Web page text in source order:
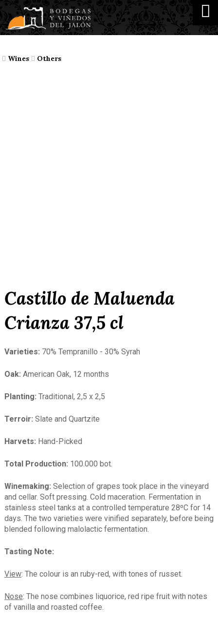
Wines Others
Castillo de Maluenda
Crianza 37,5 cl
Varieties: 70% Tempranillo - 30% Syrah
Oak: American Oak, 12 months
Planting: Traditional, 2,5 x 2,5
Terroir: Slate and Quartzite
Harvets: Hand-Picked
Total Production: 100.000 bot.
Winemaking: Selection of grapes took place in the vineyard
and cellar. Soft pressing. Cold maceration. Fermentation in
stainless steel tanks at a controlled temperature 28ºC for 14
days. The two varieties were vinified separately, before being
blended following malolactic fermentation.
Tasting Note:
View: The colour is an ruby-red, with tones of russet.
Nose: The nose combines liquorice, red ripe fruit with notes
of vanilla and roasted coffee.